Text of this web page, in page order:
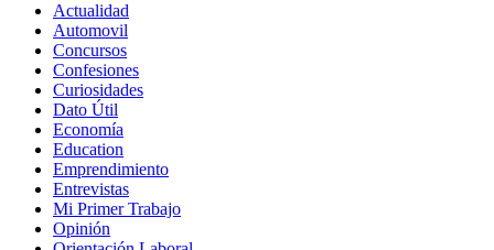
Actualidad
Automovil
Concursos
Confesiones
Curiosidades
Dato Útil
Economía
Education
Emprendimiento
Entrevistas
Mi Primer Trabajo
Opinión